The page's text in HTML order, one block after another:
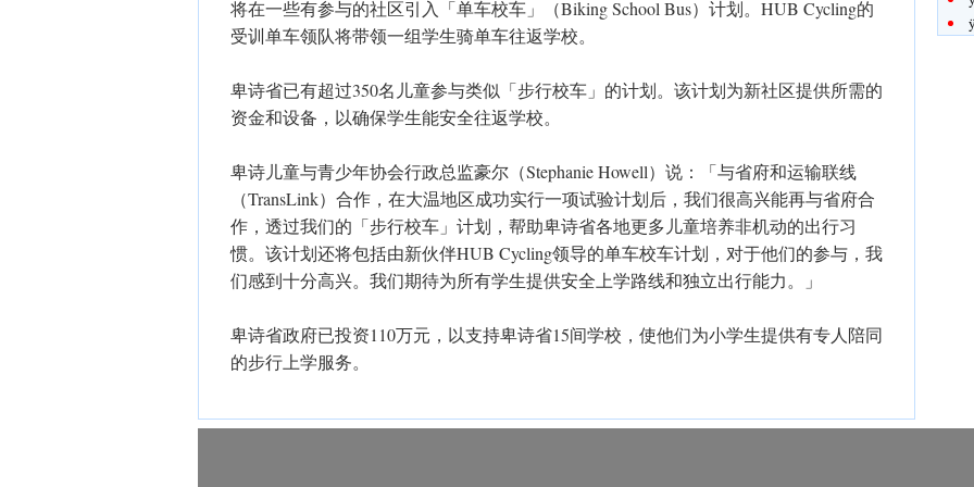
将在一些有参与的社区引入「单车校车」（Biking School Bus）计划。HUB Cycling的
受训单车领队将带领一组学生骑单车往返学校。
卑诗省已有超过350名儿童参与类似「步行校车」的计划。该计划为新社区提供所需的
资金和设备，以确保学生能安全往返学校。
卑诗儿童与青少年协会行政总监豪尔（Stephanie Howell）说：「与省府和运输联线
（TransLink）合作，在大温地区成功实行一项试验计划后，我们很高兴能再与省府合
作，透过我们的「步行校车」计划，帮助卑诗省各地更多儿童培养非机动的出行习
惯。该计划还将包括由新伙伴HUB Cycling领导的单车校车计划，对于他们的参与，我
们感到十分高兴。我们期待为所有学生提供安全上学路线和独立出行能力。」
卑诗省政府已投资110万元，以支持卑诗省15间学校，使他们为小学生提供有专人陪同
的步行上学服务。